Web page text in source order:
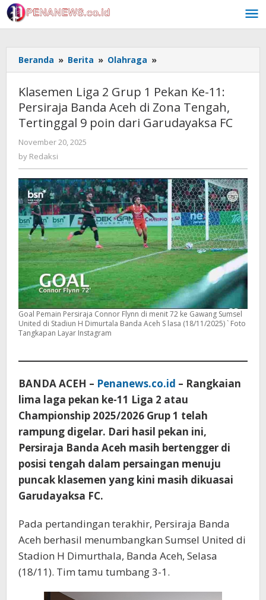
Skip
to
content
Beranda » Berita » Olahraga »
Liga
Grup
1
Pekan
Banda
Aceh
di
Zona
Tengah,
Tertinggal
9
poin
dari
Garudayaksa
FC
Klasemen Liga 2 Grup 1 Pekan Ke-11:
Persiraja Banda Aceh di Zona Tengah,
Tertinggal 9 poin dari Garudayaksa FC
November 20, 2025
by Redaksi
Goal Pemain Persiraja Connor Flynn di menit 72 ke Gawang Sumsel
United di Stadiun H Dimurtala Banda Aceh S lasa (18/11/2025) ` Foto
Tangkapan Layar Instagram
BANDA ACEH – Penanews.co.id – Rangkaian
lima laga pekan ke-11 Liga 2 atau
Championship 2025/2026 Grup 1 telah
rampung digelar. Dari hasil pekan ini,
Persiraja Banda Aceh masih bertengger di
posisi tengah dalam persaingan menuju
puncak klasemen yang kini masih dikuasai
Garudayaksa FC.
Pada pertandingan terakhir, Persiraja Banda
Aceh berhasil menumbangkan Sumsel United di
Stadion H Dimurthala, Banda Aceh, Selasa
(18/11). Tim tamu tumbang 3-1.